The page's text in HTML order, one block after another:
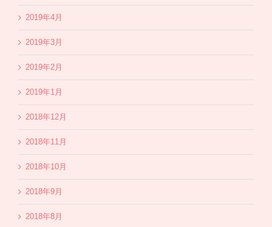
2019年4月
2019年3月
2019年2月
2019年1月
2018年12月
2018年11月
2018年10月
2018年9月
2018年8月